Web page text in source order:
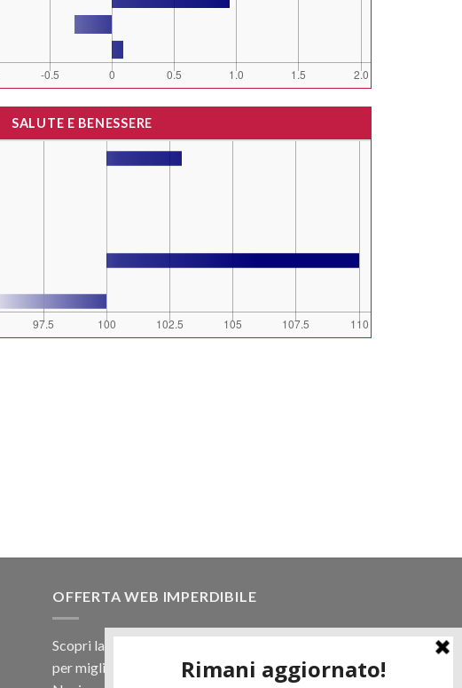
SALUTE E BENESSERE
OFFERTA WEB IMPERDIBILE
Scopri la nostra offerta web! Un prezzo mai visto,
per migliaia di prodotti.